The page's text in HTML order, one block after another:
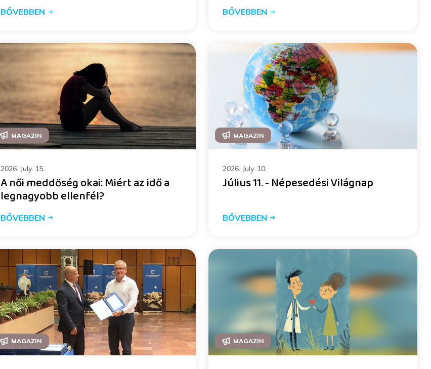
BŐVEBBEN BŐVEBBEN
MAGAZIN
2026. July. 15.
A női meddőség okai: Miért az idő a
legnagyobb ellenfél?
BŐVEBBEN
MAGAZIN
2026. July. 10.
Július 11. - Népesedési Világnap
BŐVEBBEN
MAGAZIN MAGAZIN